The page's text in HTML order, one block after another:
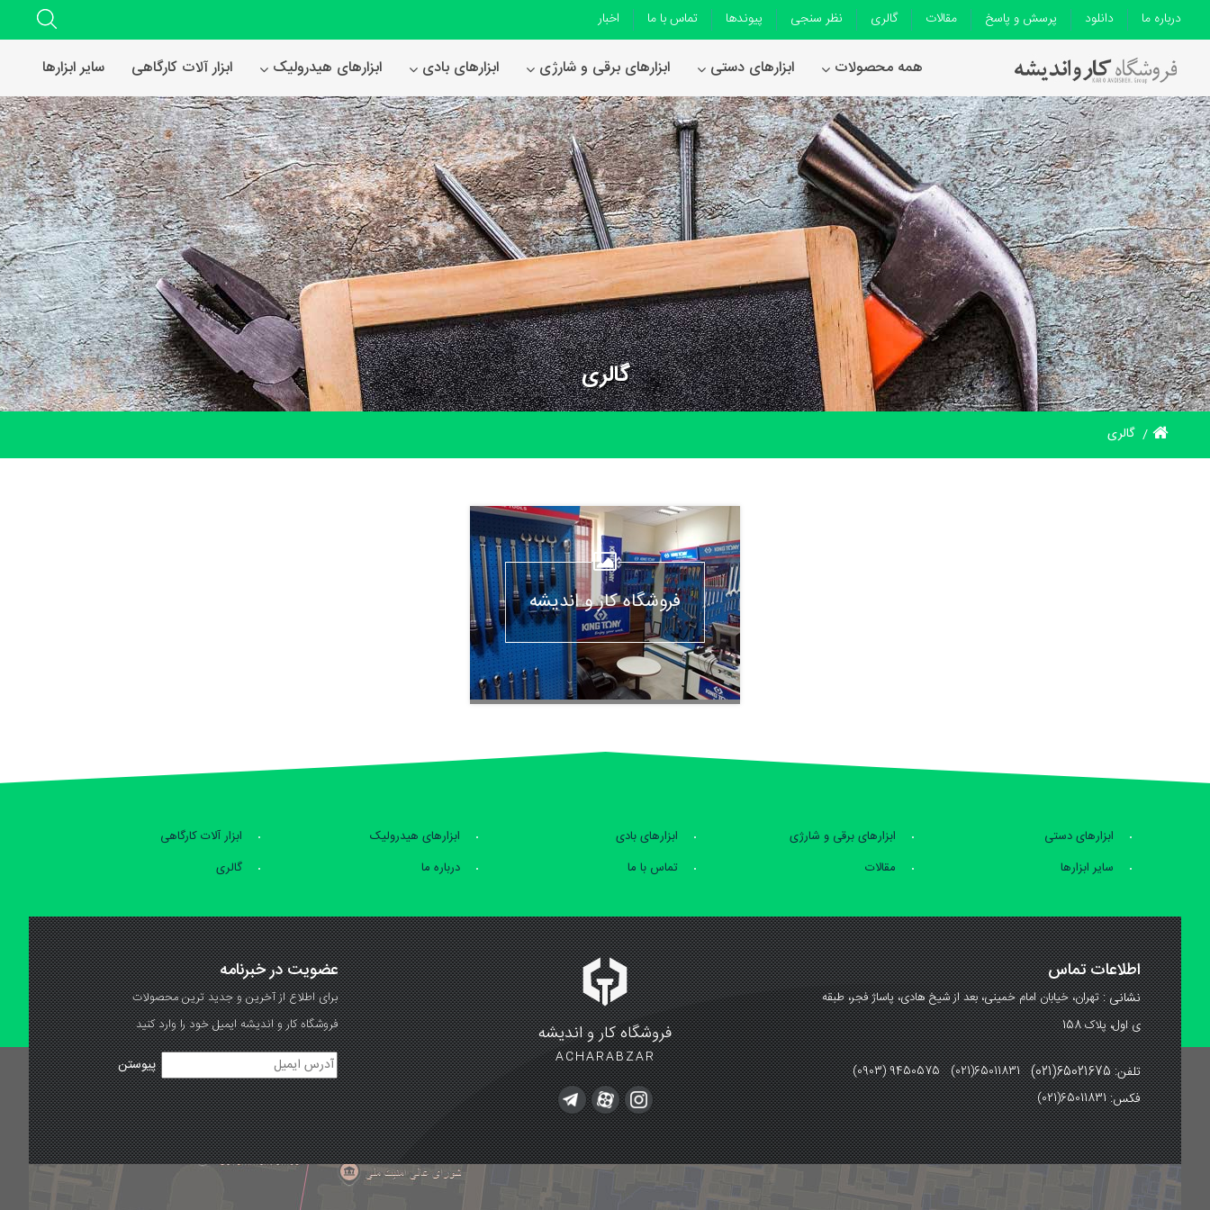
همه محصولات ابزارهای دستی ابزارهای برقی و شارژی ابزارهای بادی ابزارهای هیدرولیک ابزار آلات کارگاهی سایر ابزارها
درباره ما دانلود پرسش و پاسخ مقالات گالری نظر سنجی پیوندها تماس با ما اخبار
گالری
گالری
فروشگاه کار و اندیشه
تصاویر: 4
ابزارهای دستی ابزارهای برقی و شارژی ابزارهای بادی ابزارهای هیدرولیک
ابزار آلات کارگاهی
سایر ابزارها
مقالات تماس با ما درباره ما گالری
فروشگاه کار و اندیشه
ACHARABZAR
اطلاعات تماس
نشانی :تهران، خیابان امام خمینی، بعد از شیخ هادی، پاساژ فجر، طبقه
ی اول، پلاک 158
تلفن: 65021675(021) (0903) 9450575 (021)65011831
فکس:(021)65011831
عضویت در خبرنامه
برای اطلاع از آخرین و جدید ترین محصولات
فروشگاه کار و اندیشه ایمیل خود را وارد کنید